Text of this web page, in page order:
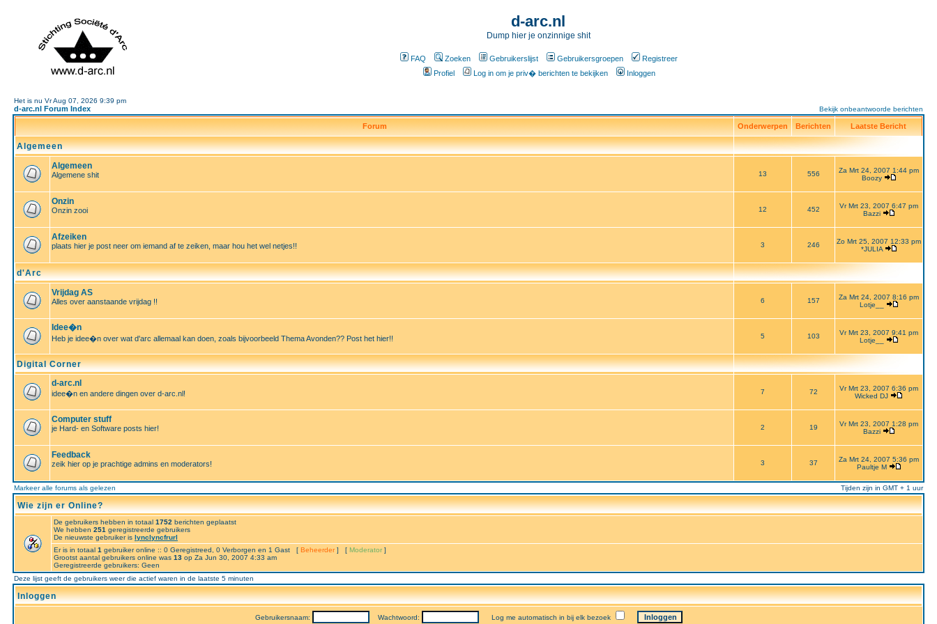
d-arc.nl
Dump hier je onzinnige shit
FAQ Zoeken Gebruikerslijst Gebruikersgroepen
Registreer
Profiel
Log in om je priv� berichten te bekijken Inloggen
Het is nu Vr Aug 07, 2026 9:39 pm
d-arc.nl Forum Index Bekijk onbeantwoorde berichten
Forum Onderwerpen Berichten Laatste Bericht
Algemeen
Algemeen
Algemene shit 13 556
Za Mrt 24, 2007 1:44 pm
Boozy
Onzin
Onzin zooi 12 452
Vr Mrt 23, 2007 6:47 pm
Bazzi
Afzeiken
plaats hier je post neer om iemand af te zeiken, maar hou het wel netjes!! 3 246
Zo Mrt 25, 2007 12:33 pm
*JULIA
d'Arc
Vrijdag AS
Alles over aanstaande vrijdag !! 6 157
Za Mrt 24, 2007 8:16 pm
Lotje__
Idee�n
Heb je idee�n over wat d'arc allemaal kan doen, zoals bijvoorbeeld Thema Avonden?? Post het hier!! 5 103
Vr Mrt 23, 2007 9:41 pm
Lotje__
Digital Corner
d-arc.nl
idee�n en andere dingen over d-arc.nl! 7 72
Vr Mrt 23, 2007 6:36 pm
Wicked DJ
Computer stuff
je Hard- en Software posts hier! 2 19
Vr Mrt 23, 2007 1:28 pm
Bazzi
Feedback
zeik hier op je prachtige admins en moderators! 3 37
Za Mrt 24, 2007 5:36 pm
Paultje M
Markeer alle forums als gelezen Tijden zijn in GMT + 1 uur
Wie zijn er Online?
De gebruikers hebben in totaal 1752 berichten geplaatst
We hebben 251 geregistreerde gebruikers
De nieuwste gebruiker is lynclyncfrurl
Er is in totaal 1 gebruiker online :: 0 Geregistreed, 0 Verborgen en 1 Gast [ Beheerder ] [ Moderator ]
Grootst aantal gebruikers online was 13 op Za Jun 30, 2007 4:33 am
Geregistreerde gebruikers: Geen
Deze lijst geeft de gebruikers weer die actief waren in de laatste 5 minuten
Inloggen
Gebruikersnaam: Wachtwoord: Log me automatisch in bij elk bezoek